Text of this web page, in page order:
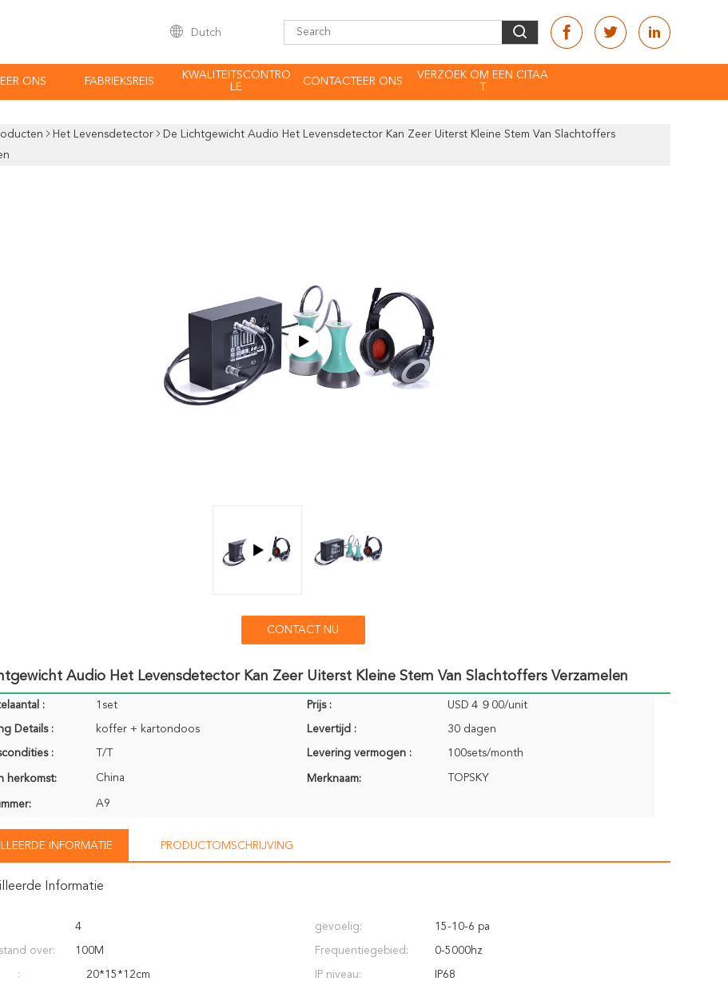
Dutch
ONS FABRIEKSREIS
KWALITEITSCONTRO
LE
CONTACTEER ONS
VERZOEK OM EEN CITAA
Het Levensdetector
De Lichtgewicht Audio Het Levensdetector Kan Zeer Uiterst Kleine Stem Van Slachtoffers
CONTACT NU
Audio Het Levensdetector Kan Zeer Uiterst Kleine Stem Van Slachtoffers Verzamelen
: 1set Prijs : USD４９00/unit
Details : koffer + kartondoos Levertijd : 30 dagen
: T/T Levering vermogen : 100sets/month
herkomst: China Merknaam: TOPSKY
A9
INFORMATIE PRODUCTOMSCHRIJVING
Informatie
4 gevoelig: 15-10-6 pa
over: 100M Frequentiegebied: 0-5000hz
: 20*15*12cm IP niveau: IP68